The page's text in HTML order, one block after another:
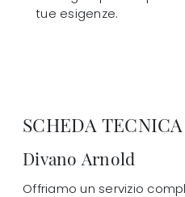
tue esigenze.
SCHEDA TECNICA
Divano Arnold
Offriamo un servizio